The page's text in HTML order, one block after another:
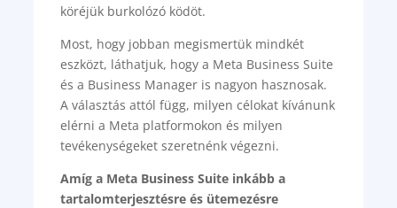
köréjük burkolózó ködöt.
Most, hogy jobban megismertük mindkét
eszközt, láthatjuk, hogy a Meta Business Suite
és a Business Manager is nagyon hasznosak.
A választás attól függ, milyen célokat kívánunk
elérni a Meta platformokon és milyen
tevékenységeket szeretnénk végezni.
Amíg a Meta Business Suite inkább a
tartalomterjesztésre és ütemezésre